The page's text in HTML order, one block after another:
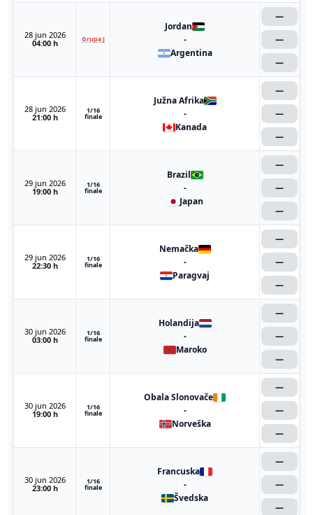
28 jun 2026
04:00 h
Grupa J
Jordan
-
Argentina
—
—
—
28 jun 2026
21:00 h
1/16
finale
Južna Afrika
-
Kanada
—
—
—
29 jun 2026
19:00 h
1/16
finale
Brazil
-
Japan
—
—
—
29 jun 2026
22:30 h
1/16
finale
Nemačka
-
Paragvaj
—
—
—
30 jun 2026
03:00 h
1/16
finale
Holandija
-
Maroko
—
—
—
30 jun 2026
19:00 h
1/16
finale
Obala Slonovače
-
Norveška
—
—
—
30 jun 2026
23:00 h
1/16
finale
Francuska
-
Švedska
—
—
—